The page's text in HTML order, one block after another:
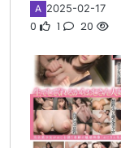
A 2025-02-17
0 1 20